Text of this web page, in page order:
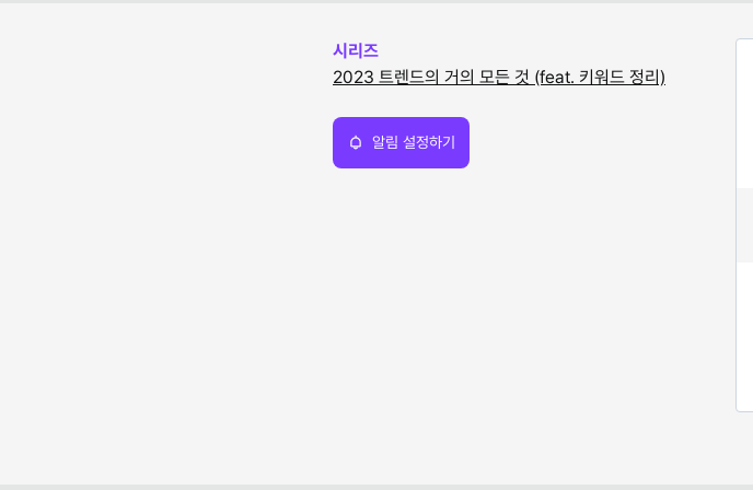
시리즈
2023 트렌드의 거의 모든 것 (feat. 키워드 정리)
알림 설정하기